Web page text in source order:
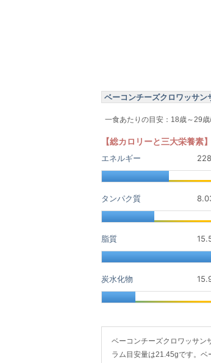
ベーコンチーズクロワッサン
一食あたりの目安：18歳～29
【総カロリーと三大栄養素】
エネルギー
タンパク質
脂質
炭水化物
ベーコンチーズクロワッサ
ラム目安量は21.45gです。